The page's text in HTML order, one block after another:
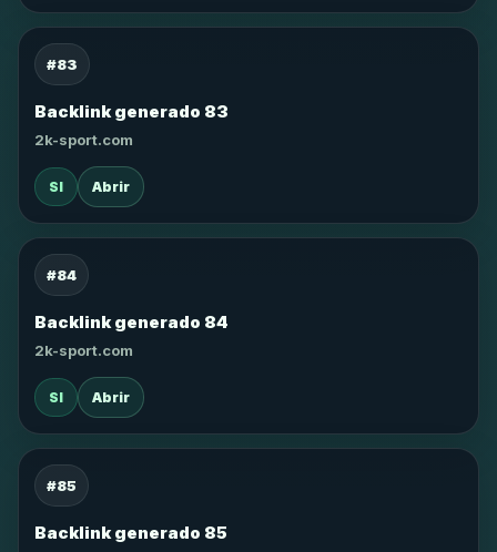
#83
Backlink generado 83
2k-sport.com
SI Abrir
#84
Backlink generado 84
2k-sport.com
SI Abrir
#85
Backlink generado 85